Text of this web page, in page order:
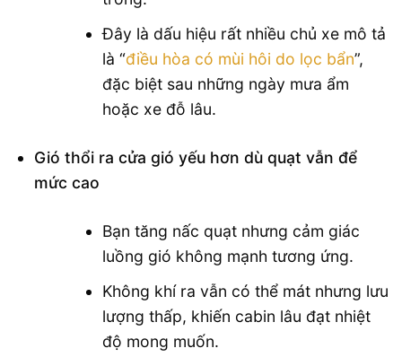
Đây là dấu hiệu rất nhiều chủ xe mô tả
là “điều hòa có mùi hôi do lọc bẩn”,
đặc biệt sau những ngày mưa ẩm
hoặc xe đỗ lâu.
Gió thổi ra cửa gió yếu hơn dù quạt vẫn để
mức cao
Bạn tăng nấc quạt nhưng cảm giác
luồng gió không mạnh tương ứng.
Không khí ra vẫn có thể mát nhưng lưu
lượng thấp, khiến cabin lâu đạt nhiệt
độ mong muốn.